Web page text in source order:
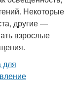
Некоторые
другие —
взрослые